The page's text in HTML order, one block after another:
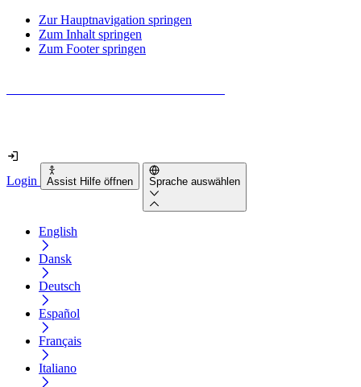
Zur Hauptnavigation springen
Zum Inhalt springen
Zum Footer springen
Login Assist Hilfe öffnen Sprache auswählen
English
Dansk
Deutsch
Español
Français
Italiano